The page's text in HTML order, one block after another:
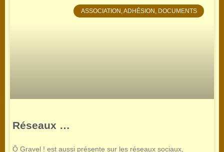
ASSOCIATION, ADHÉSION, DOCUMENTS
Réseaux …
Ô Gravel ! est aussi présente sur les réseaux sociaux,